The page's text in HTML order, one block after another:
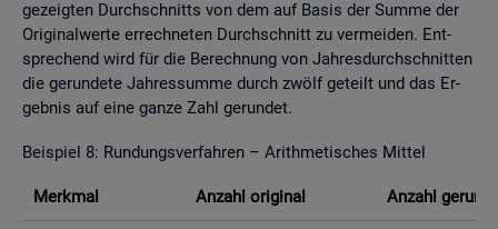
ge­zeig­ten Durch­schnitts von dem auf Basis der Summe der
Ori­gi­nal­wer­te er­rech­ne­ten Durch­schnitt zu ver­mei­den. Ent­
spre­chend wird für die Be­rech­nung von Jah­res­durch­schnit­ten
die ge­run­de­te Jah­res­sum­me durch zwölf ge­teilt und das Er­
geb­nis auf eine ganze Zahl ge­run­det.
Bei­spiel 8: Run­dungs­ver­fah­ren – Arith­me­ti­sches Mit­tel
Merk­mal An­zahl ori­gi­nal An­zahl